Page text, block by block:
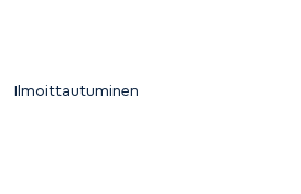
Ilmoittautuminen